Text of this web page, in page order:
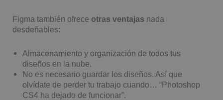
Figma también ofrece otras ventajas nada
desdeñables:
Almacenamiento y organización de todos tus
diseños en la nube.
No es necesario guardar los diseños. Así que
olvídate de perder tu trabajo cuando… “Photoshop
CS4 ha dejado de funcionar”.